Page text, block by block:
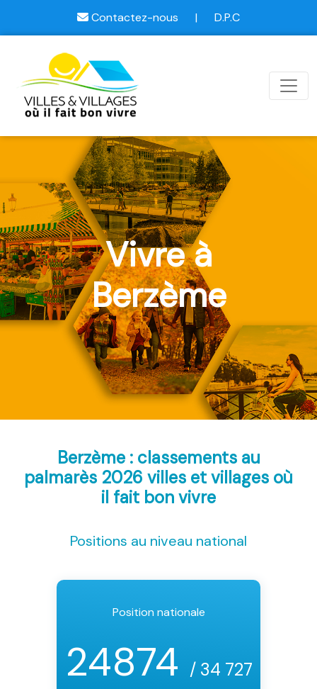
Contactez-nous | D.P.C
Vivre à
Berzème
Berzème : classements au
palmarès 2026 villes et villages où
il fait bon vivre
Positions au niveau national
Position nationale
24874 / 34 727